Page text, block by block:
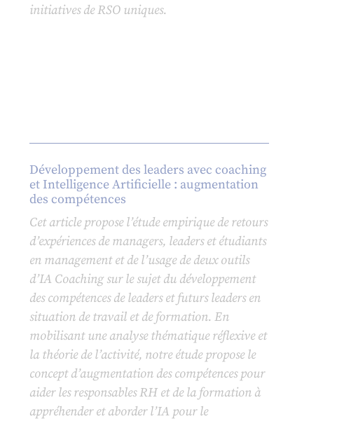
initiatives de RSO uniques.
Développement des leaders avec coaching
et Intelligence Artificielle : augmentation
des compétences
Cet article propose l’étude empirique de retours
d’expériences de managers, leaders et étudiants
en management et de l’usage de deux outils
d’IA Coaching sur le sujet du développement
des compétences de leaders et futurs leaders en
situation de travail et de formation. En
mobilisant une analyse thématique réflexive et
la théorie de l’activité, notre étude propose le
concept d’augmentation des compétences pour
aider les responsables RH et de la formation à
appréhender et aborder l’IA pour le